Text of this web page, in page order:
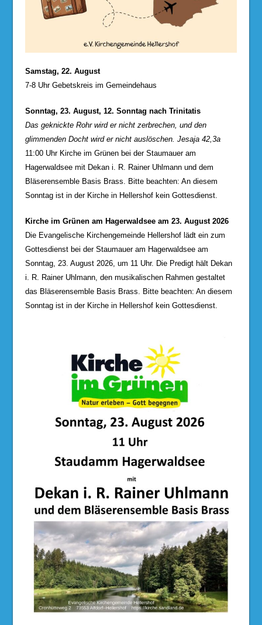
Samstag, 22. August
7-8 Uhr Gebetskreis im Gemeindehaus
Sonntag, 23. August, 12. Sonntag nach Trinitatis
Das geknickte Rohr wird er nicht zerbrechen, und den
glimmenden Docht wird er nicht auslöschen. Jesaja 42,3a
11:00 Uhr Kirche im Grünen bei der Staumauer am
Hagerwaldsee mit Dekan i. R. Rainer Uhlmann und dem
Bläserensemble Basis Brass. Bitte beachten: An diesem
Sonntag ist in der Kirche in Hellershof kein Gottesdienst.
Kirche im Grünen am Hagerwaldsee am 23. August 2026
Die Evangelische Kirchengemeinde Hellershof lädt ein zum
Gottesdienst bei der Staumauer am Hagerwaldsee am
Sonntag, 23. August 2026, um 11 Uhr. Die Predigt hält Dekan
i. R. Rainer Uhlmann, den musikalischen Rahmen gestaltet
das Bläserensemble Basis Brass. Bitte beachten: An diesem
Sonntag ist in der Kirche in Hellershof kein Gottesdienst.